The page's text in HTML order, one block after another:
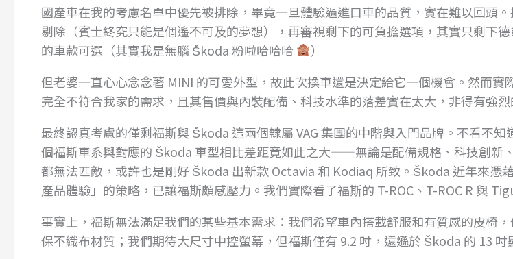
國產車在我的考慮名單中優先被排除，畢竟一旦體驗過進口車的品質，實在難以回頭
剔除（賓士終究只能是個遙不可及的夢想），再審視剩下的可負擔選項，其實只剩下
的車款可選（其實我是無腦 Škoda 粉啦哈哈哈
）
但老婆一直心心念念著 MINI 的可愛外型，故此次換車還是決定給它一個機會。然而實
完全不符合我家的需求，且其售價與內裝配備、科技水準的落差實在太大，非得有強
最終認真考慮的僅剩福斯與 Škoda 這兩個隸屬 VAG 集團的中階與入門品牌。不看不
個福斯車系與對應的 Škoda 車型相比差距竟如此之大——無論是配備規格、科技創新
都無法匹敵，或許也是剛好 Škoda 出新款 Octavia 和 Kodiaq 所致。Škoda 近年來憑
產品體驗」的策略，已讓福斯頗感壓力。我們實際看了福斯的 T-ROC、T-ROC R 與
事實上，福斯無法滿足我們的某些基本需求：我們希望車內搭載舒服和有質感的皮椅
保不織布材質；我們期待大尺寸中控螢幕，但福斯僅有 9.2 吋，遠遜於 Škoda 的 13 吋